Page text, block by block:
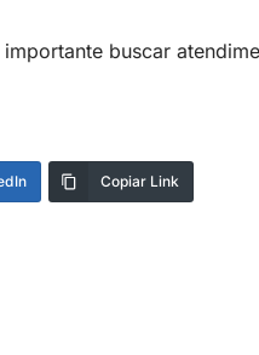
buscar
Copiar Link